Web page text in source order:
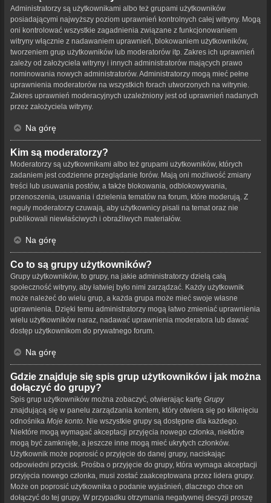
Administratorzy są użytkownikami albo też grupami użytkowników
posiadającymi najwyższy poziom uprawnień kontrolnych całej witryny. Mogą
oni kontrolować wszystkie zagadnienia związane z funkcjonowaniem
witryny włącznie z nadawaniem uprawnień, blokowaniem użytkowników,
tworzeniem grup użytkowników lub moderatorów itp. Zakres ich uprawnień
zależy od założyciela witryny i innych administratorów mających prawo
nominowania nowych administratorów. Administratorzy mogą mieć pełne
uprawnienia moderatorów na wszystkich forach utworzonych na witrynie.
Zakres uprawnień moderacyjnych uzależniony jest od uprawnień nadanych
przez założyciela witryny.
Na górę
Kim są moderatorzy?
Moderatorzy są użytkownikami albo też grupami użytkowników, których
zadaniem jest codzienne przeglądanie forów. Mają oni możliwość zmiany
treści lub usuwania postów, a także blokowania, odblokowywania,
przenoszenia, usuwania i dzielenia tematów na forum, które moderują. Z
reguły moderatorzy czuwają, aby użytkownicy pisali na temat oraz nie
publikowali niewłaściwych i obraźliwych materiałów.
Na górę
Co to są grupy użytkowników?
Grupy użytkowników, to grupy, na jakie administratorzy dzielą całą
społeczność witryny, aby łatwiej było nimi zarządzać. Każdy użytkownik
może należeć do wielu grup, a każda grupa może mieć swoje własne
uprawnienia. Dzięki temu administratorzy mogą łatwo zmieniać uprawnienia
wielu użytkowników naraz, nadawać uprawnienia moderatora lub dawać
dostęp użytkownikom do prywatnego forum.
Na górę
Gdzie znajduje się spis grup użytkowników i jak można
dołączyć do grupy?
Spis grup użytkowników można zobaczyć, otwierając kartę Grupy
znajdującą się w panelu zarządzania kontem, który otwiera się po kliknięciu
odnośnika Moje konto . Nie wszystkie grupy są dostępne dla każdego.
Niektóre mogą wymagać akceptacji przyjęcia nowego członka, niektóre
mogą być zamknięte, a jeszcze inne mogą mieć ukrytych członków.
Użytkownik może poprosić o przyjęcie do danej grupy, naciskając
odpowiedni przycisk. Prośba o przyjęcie do grupy, która wymaga akceptacji
przyjęcia nowego członka, musi zostać zaakceptowana przez lidera grupy.
Może on poprosić użytkownika o podanie wyjaśnień, dlaczego chce on
dołączyć do tej grupy. W przypadku otrzymania negatywnej decyzji proszę